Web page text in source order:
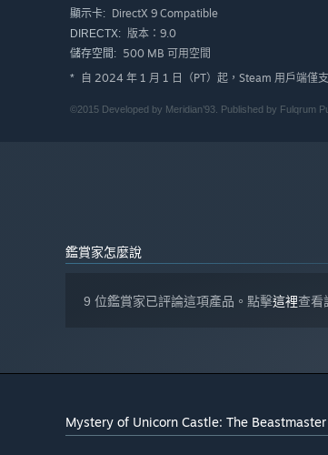
顯示卡: DirectX 9 Compatible
DIRECTX: 版本：9.0
儲存空間: 500 MB 可用空間
* 自 2024 年 1 月 1 日（PT）起，Steam 用戶端僅
©2015 Developed by Meridian’93. Published by Fulqrum
鑑賞家怎麼說
9 位鑑賞家已評論這項產品。點擊這裡查看
Mystery of Unicorn Castle: The Beastmaster